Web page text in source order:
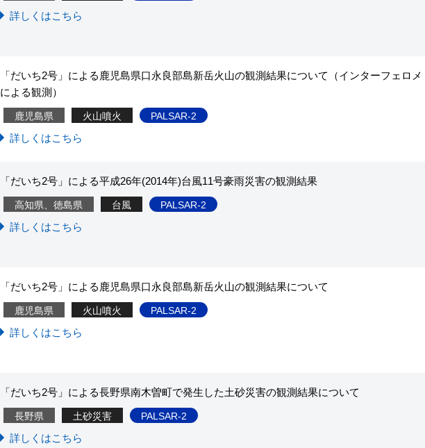
詳しくはこちら
「だいち2号」による鹿児島県口永良部島新岳火山の観測結果について（インターフェロメ
による観測）
鹿児島県 火山噴火 PALSAR-2
詳しくはこちら
「だいち2号」による平成26年(2014年)台風11号豪雨災害の観測結果
高知県、徳島県 台風 PALSAR-2
詳しくはこちら
「だいち2号」による鹿児島県口永良部島新岳火山の観測結果について
鹿児島県 火山噴火 PALSAR-2
詳しくはこちら
「だいち2号」による長野県南木曽町で発生した土砂災害の観測結果について
長野県 土砂災害 PALSAR-2
詳しくはこちら